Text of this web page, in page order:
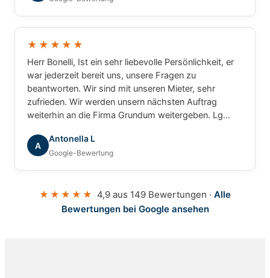
zusammenarbeiten.
★★★★★
Herr Bonelli, Ist ein sehr liebevolle Persönlichkeit, er
war jederzeit bereit uns, unsere Fragen zu
beantworten. Wir sind mit unseren Mieter, sehr
zufrieden. Wir werden unsern nächsten Auftrag
weiterhin an die Firma Grundum weitergeben. Lg
A
Antonella L
Google-Bewertung
★★★★★ 4,9 aus 149 Bewertungen · Alle
Bewertungen bei Google ansehen